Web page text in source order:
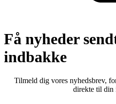
Få nyheder
indbakke
Tilmeld dig vores nyhedsbrev,
direkte til din